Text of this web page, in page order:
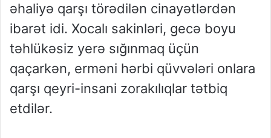
əhaliyə qarşı törədilən cinayətlərdən
ibarət idi. Xocalı sakinləri, gecə boyu
təhlükəsiz yerə sığınmaq üçün
qaçarkən, erməni hərbi qüvvələri onlara
qarşı qeyri-insani zorakılıqlar tətbiq
etdilər.